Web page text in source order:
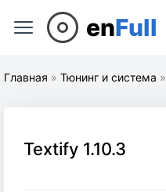
enFull
Главная » Тюнинг и система »
Textify 1.10.3